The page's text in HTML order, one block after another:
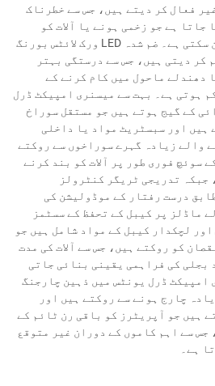
فعال کر دیتے ہیں، جس سے خطرناک
جاتا ہے جو زخمی ہونے یا آلات کو
نقصان پہنچانے کا باعث بن سکتی ہے۔ ضم شدہ LED ورک لائٹس بورنگ
کر دیتی ہیں، جس سے درستگی بہتر
دھندلے ماحول میں کام کرنے کے
ہوتی ہے۔ بہت سے میسنری امپیکٹ ڈرل
کے گیج ہوتے ہیں جو مستقل سوراخ
ہیں اور سبسٹریٹ مواد یا داخلی
والے زیادہ گہرے سوراخوں سے روکتے
سوئچ فوری طور پر آلات کو بند کرنے
جبکہ تدریجی ٹریگر کنٹرولز
درست رفتار کے موڈولیشن کی
ماڈلز پر کیبل کے تحفظ کے سسٹمز
لچکدار کیبل کے مواد شامل ہیں جو
کو روکتے ہیں، جس سے آلات کی مدت
بجلی کی فراہمی یقینی بنائی جاتی
امپیکٹ ڈرل یونٹس میں ذہین چارجنگ
چارج ہونے سے روکتے ہیں اور
ہیں جو آپریٹرز کو باقی رن ٹائم کے
جس سے اہم کاموں کے دوران غیر متوقع
ہے۔